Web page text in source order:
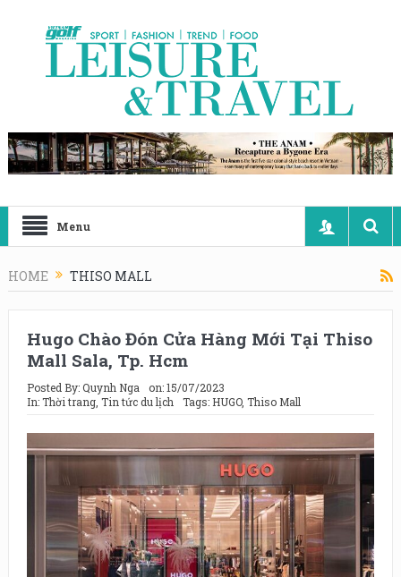
Menu
HOME THISO MALL
Hugo Chào Đón Cửa Hàng Mới Tại Thiso
Mall Sala, Tp. Hcm
Posted By:Quynh Nga on:15/07/2023
In:Thời trang, Tin tức du lịch Tags: HUGO, Thiso Mall